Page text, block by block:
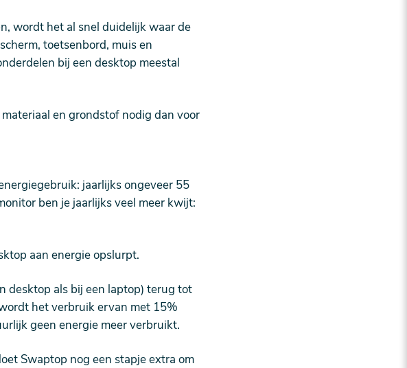
wordt het al snel duidelijk waar de
toetsenbord, muis en
bij een desktop meestal
en grondstof nodig dan voor
jaarlijks ongeveer 55
ben je jaarlijks veel meer kwijt:
aan energie opslurpt.
desktop als bij een laptop) terug tot
het verbruik ervan met 15%
geen energie meer verbruikt.
Swaptop nog een stapje extra om